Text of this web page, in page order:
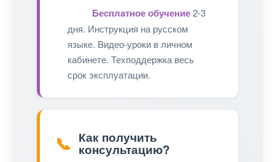
Бесплатное обучение2-3
дня. Инструкция на русском
языке. Видео-уроки в личном
кабинете. Техподдержка весь
срок эксплуатации.
📞 Как получить
консультацию?